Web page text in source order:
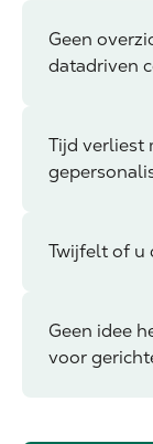
Geen
datadriven
Tijd verliest
Twijfelt of u
Geen idee
voor